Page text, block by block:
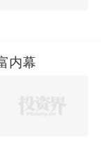
内幕